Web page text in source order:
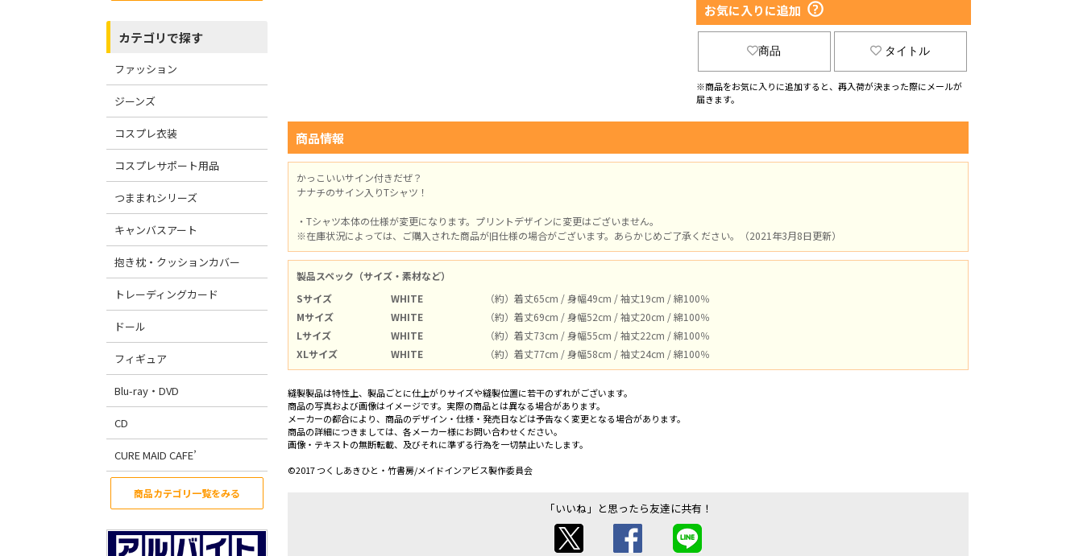
カテゴリで探す
ファッション
ジーンズ
コスプレ衣装
コスプレサポート用品
つままれシリーズ
キャンバスアート
抱き枕・クッションカバー
トレーディングカード
ドール
フィギュア
Blu-ray・DVD
CD
CURE MAID CAFE’
商品カテゴリ一覧をみる
お気に入りに追加
商品 タイトル
※商品をお気に入りに追加すると、再入荷が決まった際にメールが
届きます。
商品情報
かっこいいサイン付きだぜ？
ナナチのサイン入りTシャツ！
・Tシャツ本体の仕様が変更になります。プリントデザインに変更はございません。
※在庫状況によっては、ご購入された商品が旧仕様の場合がございます。あらかじめご了承ください。（2021年3月8日更新）
製品スペック（サイズ・素材など）
Sサイズ
WHITE
（約）着丈65cm / 身幅49cm / 袖丈19cm / 綿100％
Mサイズ
WHITE
（約）着丈69cm / 身幅52cm / 袖丈20cm / 綿100％
Lサイズ
WHITE
（約）着丈73cm / 身幅55cm / 袖丈22cm / 綿100％
XLサイズ
WHITE （約）着丈77cm / 身幅58cm / 袖丈24cm / 綿100％
縫製製品は特性上、製品ごとに仕上がりサイズや縫製位置に若干のずれがございます。
商品の写真および画像はイメージです。実際の商品とは異なる場合があります。
メーカーの都合により、商品のデザイン・仕様・発売日などは予告なく変更となる場合があります。
商品の詳細につきましては、各メーカー様にお問い合わせください。
画像・テキストの無断転載、及びそれに準ずる行為を一切禁止いたします。
©2017 つくしあきひと・竹書房/メイドインアビス製作委員会
「いいね」と思ったら友達に共有！